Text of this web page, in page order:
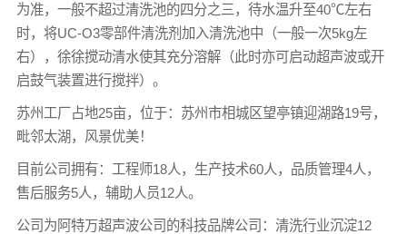
为准，一般不超过清洗池的四分之三，待水温升至40℃左右
时，将UC-O3零部件清洗剂加入清洗池中（一般一次5kg左
右），徐徐搅动清水使其充分溶解（此时亦可启动超声波或开
启鼓气装置进行搅拌）。
苏州工厂占地25亩，位于：苏州市相城区望亭镇迎湖路19号，
毗邻太湖，风景优美！
目前公司拥有：工程师18人，生产技术60人，品质管理4人，
售后服务5人，辅助人员12人。
公司为阿特万超声波公司的科技品牌公司：清洗行业沉淀12